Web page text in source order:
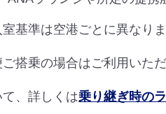
基準は空港ごとに異なり
搭乗の場合はご利用いただ
、詳しくは乗り継ぎ時の